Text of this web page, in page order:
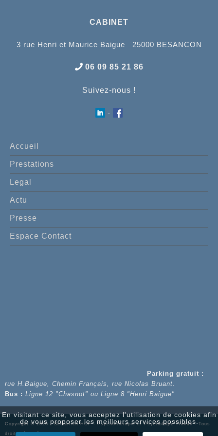
CABINET
3 rue Henri et Maurice Baigue 25000 BESANCON
06 09 85 21 86
Suivez-nous !
-
Accueil
Prestations
Legal
Actu
Presse
Espace Contact
Parking gratuit :
rue H.Baigue, Chemin Français, rue Nicolas Bruant.
Bus : Ligne 12 "Chasnot" ou Ligne 8 "Henri Baigue"
Copyright © 2026 - Sébastien HOF - Psychothérapie et Psychologie Travail - Tous
droits réservés
En visitant ce site, vous acceptez l'utilisation de cookies afin
de vous proposer les meilleurs services possibles.